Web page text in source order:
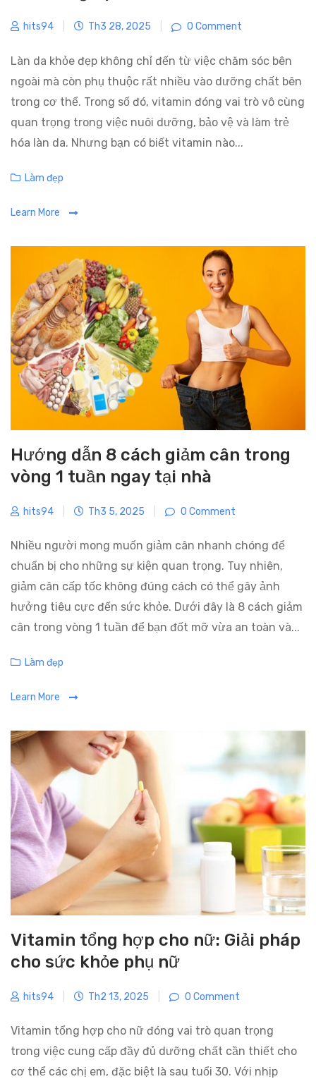
hits94 Th3 28, 2025 0 Comment
Làn da khỏe đẹp không chỉ đến từ việc chăm sóc bên
ngoài mà còn phụ thuộc rất nhiều vào dưỡng chất bên
trong cơ thể. Trong số đó, vitamin đóng vai trò vô cùng
quan trọng trong việc nuôi dưỡng, bảo vệ và làm trẻ
hóa làn da. Nhưng bạn có biết vitamin nào...
C
t
g
r
i
e
s
Làm đẹp
Learn More
Hướng dẫn 8 cách giảm cân trong
vòng 1 tuần ngay tại nhà
hits94 Th3 5, 2025 0 Comment
Nhiều người mong muốn giảm cân nhanh chóng để
chuẩn bị cho những sự kiện quan trọng. Tuy nhiên,
giảm cân cấp tốc không đúng cách có thể gây ảnh
hưởng tiêu cực đến sức khỏe. Dưới đây là 8 cách giảm
cân trong vòng 1 tuần để bạn đốt mỡ vừa an toàn và...
C
t
g
o
i
e
s
Làm đẹp
Learn More
Vitamin tổng hợp cho nữ: Giải pháp
cho sức khỏe phụ nữ
hits94 Th2 13, 2025 0 Comment
Vitamin tổng hợp cho nữ đóng vai trò quan trọng
trong việc cung cấp đầy đủ dưỡng chất cần thiết cho
cơ thể các chị em, đặc biệt là sau tuổi 30. Với nhịp